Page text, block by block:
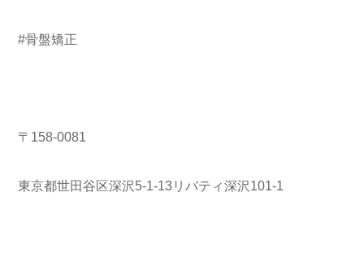
#骨盤矯正
〒158-0081
東京都世田谷区深沢5-1-13リバティ深沢101-1